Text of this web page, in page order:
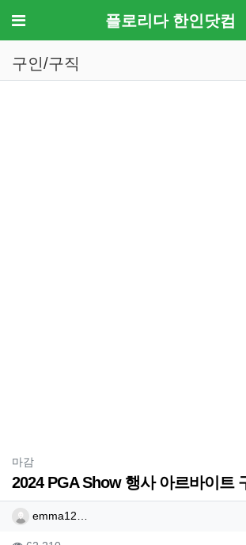
메뉴 플로리다 한인닷컴
구인/구직
마감분류
2024 PGA Show 행사 아르바이트
작성자 정보
emma12…